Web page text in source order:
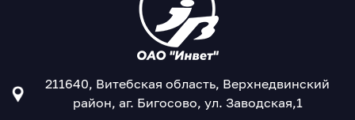
211640, Витебская область, Верхнедвинский
район, аг. Бигосово, ул. Заводская,1